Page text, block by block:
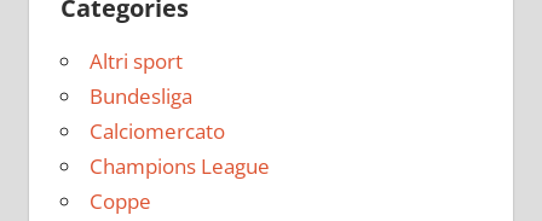
Categories
Altri sport
Bundesliga
Calciomercato
Champions League
Coppe